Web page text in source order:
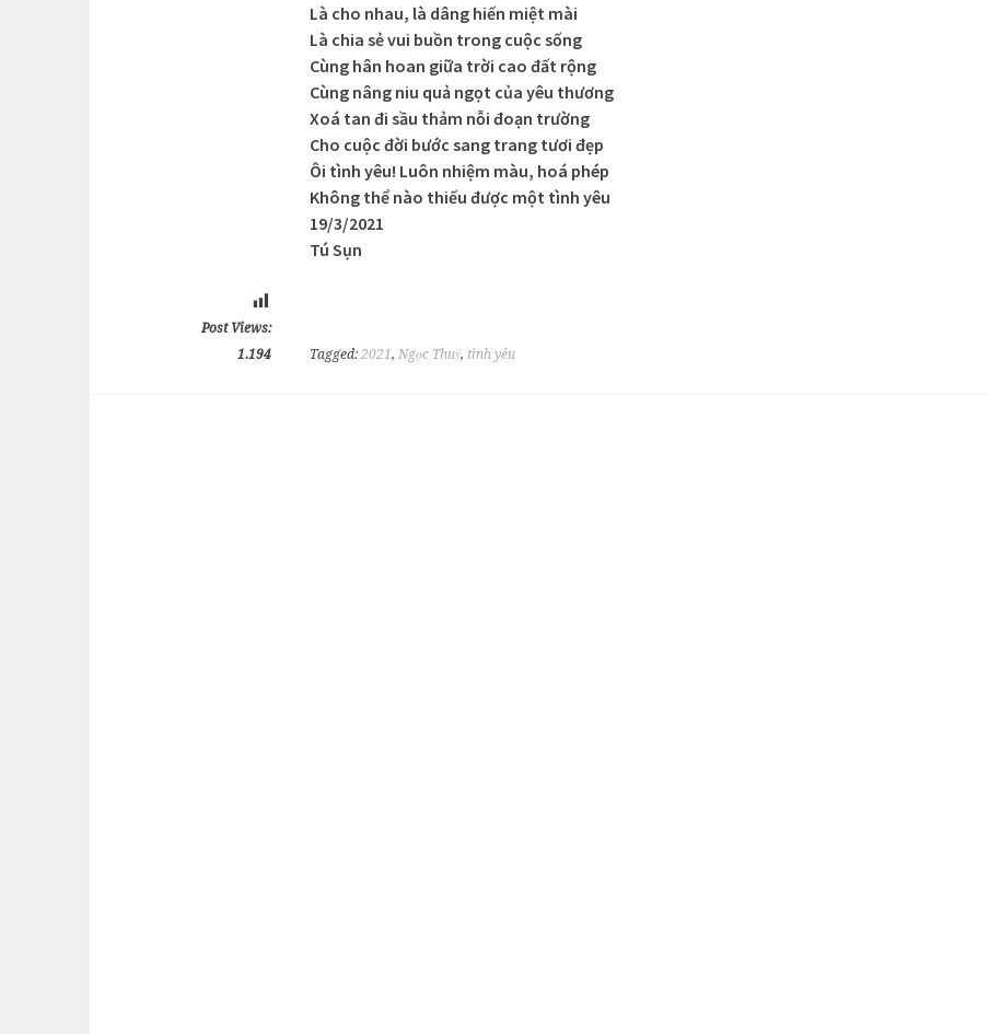
Là cho nhau, là dâng hiến miệt mài
Là chia sẻ vui buồn trong cuộc sống
Cùng hân hoan giữa trời cao đất rộng
Cùng nâng niu quả ngọt của yêu thương
Xoá tan đi sầu thảm nỗi đoạn trường
Cho cuộc đời bước sang trang tươi đẹp
Ôi tình yêu! Luôn nhiệm màu, hoá phép
Không thể nào thiếu được một tình yêu
19/3/2021
Tú Sụn
Post Views:
1.194
Tagged: 2021, Ngọc Thuỷ, tình yêu